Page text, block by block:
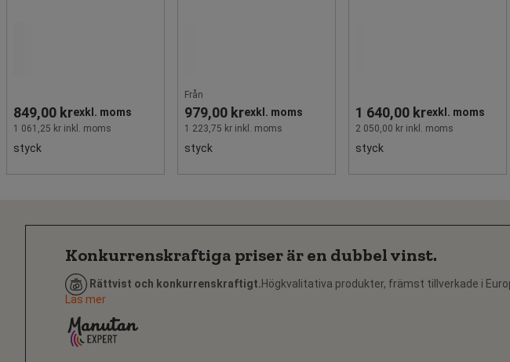
849,00 krexkl. moms
1 061,25 kr inkl. moms
styck
Från
979,00 krexkl. moms
1 223,75 kr inkl. moms
styck
1 640,00 krexkl. moms
2 050,00 kr inkl. moms
styck
Konkurrenskraftiga priser är en dubbel vinst.
Rättvist och konkurrenskraftigt.Högkvalitativa produkter, främst tillverkade i
Läs mer